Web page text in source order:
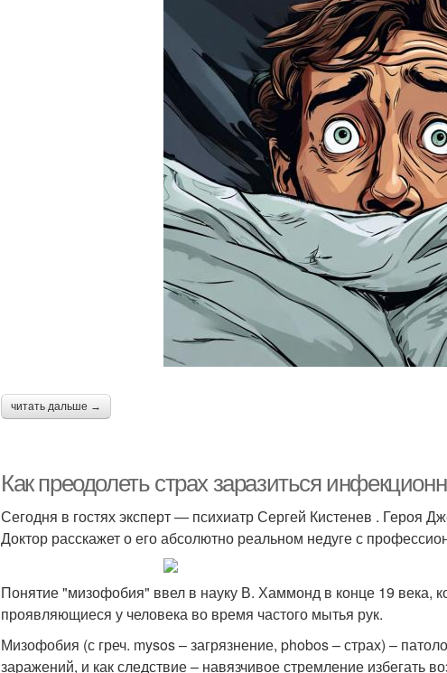
читать дальше →
Как преодолеть страх заразиться
Сегодня в гостях эксперт — психиатр Сергей Кистенев . Героя
Доктор расскажет о его абсолютно реальном недуге с
Понятие "мизофобия" ввел в науку В. Хаммонд в конце 19 века,
проявляющиеся у человека во время частого мытья рук.
Мизофобия (с греч. mysos – загрязнение, phobos – страх) –
заражений, и как следствие – навязчивое стремление избегать